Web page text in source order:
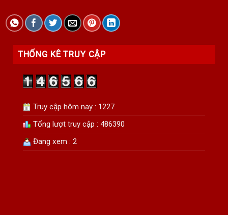
THỐNG KÊ TRUY CẬP
Truy cập hôm nay : 1227
Tổng lượt truy cập : 486390
Đang xem : 2